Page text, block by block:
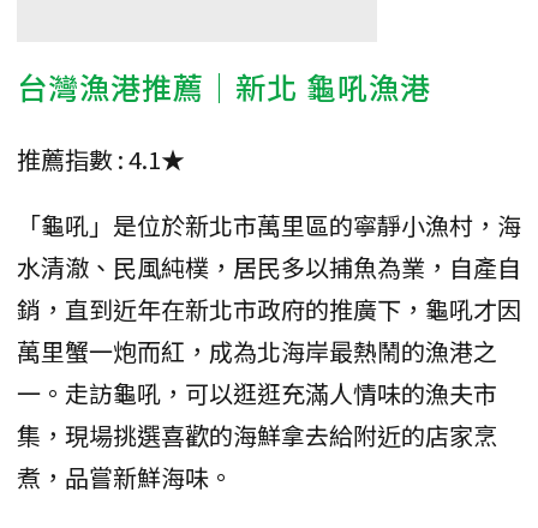
台灣漁港推薦｜新北 龜吼漁港
推薦指數 : 4.1★
「龜吼」是位於新北市萬里區的寧靜小漁村，海
水清澈、民風純樸，居民多以捕魚為業，自產自
銷，直到近年在新北市政府的推廣下，龜吼才因
萬里蟹一炮而紅，成為北海岸最熱鬧的漁港之
一。走訪龜吼，可以逛逛充滿人情味的漁夫市
集，現場挑選喜歡的海鮮拿去給附近的店家烹
煮，品嘗新鮮海味。